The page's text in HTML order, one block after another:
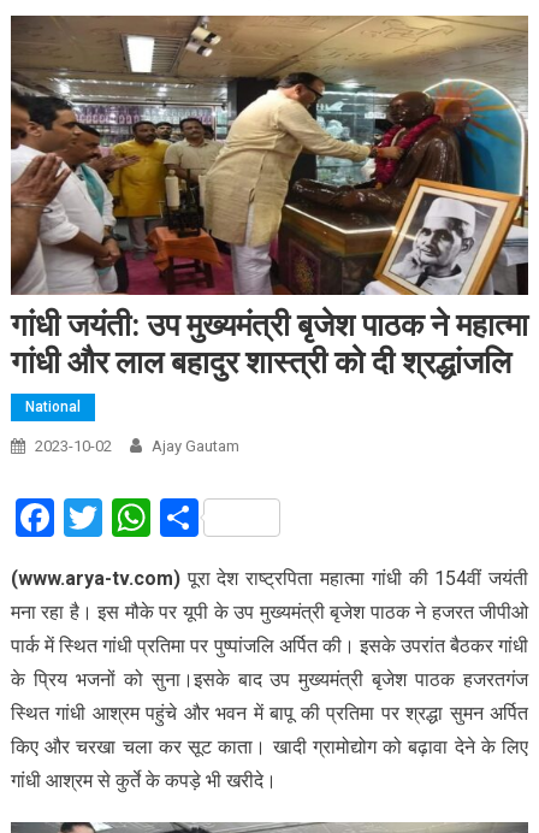
गांधी जयंती: उप मुख्यमंत्री बृजेश पाठक ने महात्मा
गांधी और लाल बहादुर शास्त्री को दी श्रद्धांजलि
National
2023-10-02 Ajay Gautam
Facebook
Twitter
WhatsApp
Share
(www.arya-tv.com)पूरा देश राष्ट्रपिता महात्मा गांधी की 154वीं जयंती
मना रहा है। इस मौके पर यूपी के उप मुख्यमंत्री बृजेश पाठक ने हजरत जीपीओ
पार्क में स्थित गांधी प्रतिमा पर पुष्पांजलि अर्पित की। इसके उपरांत बैठकर गांधी
के प्रिय भजनों को सुना।इसके बाद उप मुख्यमंत्री बृजेश पाठक हजरतगंज
स्थित गांधी आश्रम पहुंचे और भवन में बापू की प्रतिमा पर श्रद्धा सुमन अर्पित
किए और चरखा चला कर सूट काता। खादी ग्रामोद्योग को बढ़ावा देने के लिए
गांधी आश्रम से कुर्ते के कपड़े भी खरीदे।